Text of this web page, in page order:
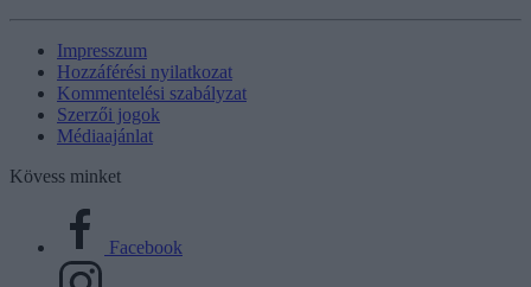
Impresszum
Hozzáférési nyilatkozat
Kommentelési szabályzat
Szerzői jogok
Médiaajánlat
Kövess minket
Facebook